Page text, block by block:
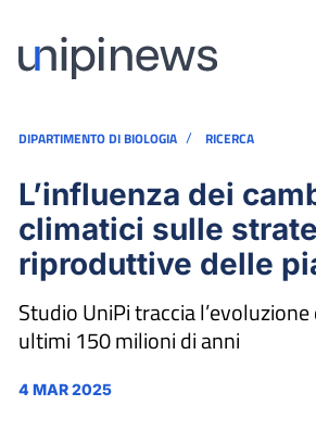
DIPARTIMENTO DI BIOLOGIA / RICERCA
L’influenza dei
climatici sulle
riproduttive delle
Studio UniPi traccia
ultimi 150 milioni di anni
4 MAR 2025